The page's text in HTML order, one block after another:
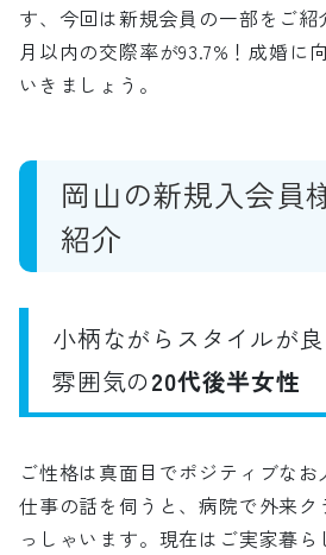
す、今回は新規会員の一部をご紹
月以内の交際率が93.7%！成婚に
いきましょう。
岡山の新規入会員
紹介
小柄ながらスタイルが
雰囲気の20代後半女性
ご性格は真面目でポジティブな
仕事の話を伺うと、病院で外来ク
っしゃいます。現在はご実家暮ら